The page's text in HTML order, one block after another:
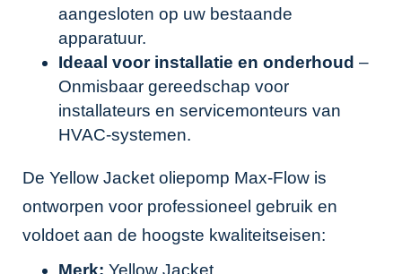
aangesloten op uw bestaande
apparatuur.
Ideaal voor installatie en onderhoud –
Onmisbaar gereedschap voor
installateurs en servicemonteurs van
HVAC-systemen.
De Yellow Jacket oliepomp Max-Flow is
ontworpen voor professioneel gebruik en
voldoet aan de hoogste kwaliteitseisen:
Merk: Yellow Jacket